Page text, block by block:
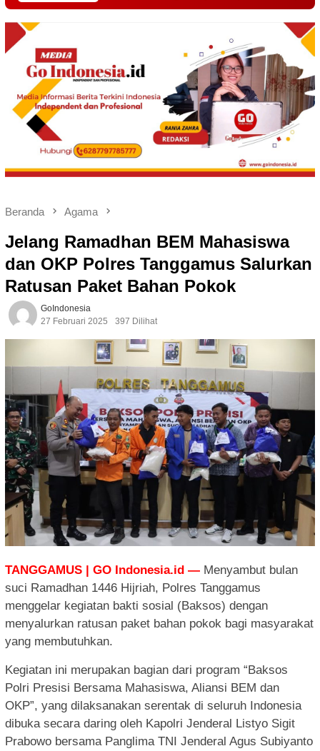
Beranda Agama
Jelang Ramadhan BEM Mahasiswa
dan OKP Polres Tanggamus Salurkan
Ratusan Paket Bahan Pokok
GoIndonesia
27 Februari 2025
397 Dilihat
TANGGAMUS | GO Indonesia.id — Menyambut bulan
suci Ramadhan 1446 Hijriah, Polres Tanggamus
menggelar kegiatan bakti sosial (Baksos) dengan
menyalurkan ratusan paket bahan pokok bagi masyarakat
yang membutuhkan.
Kegiatan ini merupakan bagian dari program “Baksos
Polri Presisi Bersama Mahasiswa, Aliansi BEM dan
OKP”, yang dilaksanakan serentak di seluruh Indonesia
dibuka secara daring oleh Kapolri Jenderal Listyo Sigit
Prabowo bersama Panglima TNI Jenderal Agus Subiyanto